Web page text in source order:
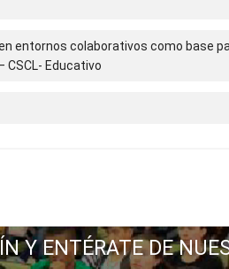
entornos colaborativos como base
CSCL- Educativo
Y ENTÉRATE DE